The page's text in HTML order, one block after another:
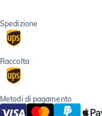
Spedizione
Raccolta
Metodi di pagamento